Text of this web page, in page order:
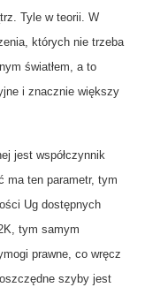
Tyle w teorii. W
których nie trzeba
światłem, a to
i znacznie większy
jest współczynnik
ma ten parametr, tym
Ug dostępnych
tym samym
prawne, co wręcz
szyby jest